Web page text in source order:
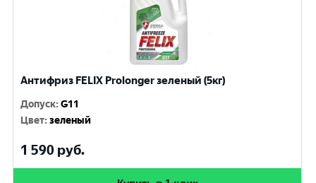
Антифриз FELIX Prolonger зеленый (5кг)
Допуск:G11
Цвет:зеленый
1 590 руб.